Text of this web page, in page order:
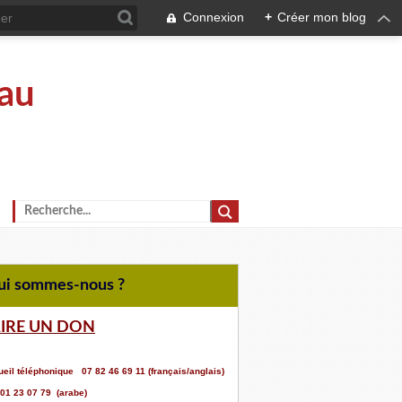
Connexion + Créer mon blog
sommes-nous ?
UN DON
téléphonique 07 82 46 69 11 (français/anglais)
23 07 79 (arabe)